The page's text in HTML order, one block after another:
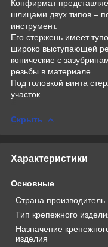
Конфирмат
шлицами двух типов –
инструмент.
Его стержень имеет
широко выступающей
конические с
резьбы в материале.
Под головкой винта
участок.
Скрыть
Характеристики
Основные
Страна производитель
Тип крепежного
Назначение
изделия